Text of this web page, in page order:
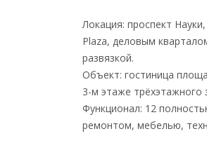
Локация: проспект
Plaza, деловым
развязкой.
Объект: гостиница
3-м этаже трёхэтажного
Функционал: 12
ремонтом, мебелью,